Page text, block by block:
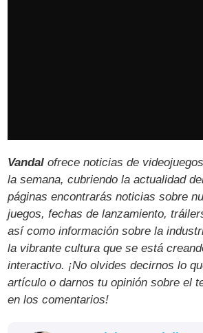
Vandal ofrece noticias de
la semana, cubriendo la actualidad
páginas encontrarás noticias sobre
juegos, fechas de lanzamiento,
así como información sobre la
la vibrante cultura que se está
interactivo. ¡No olvides decirnos lo
artículo o darnos tu opinión sobre el
en los comentarios!